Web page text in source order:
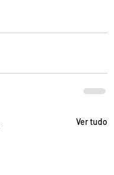
Ver tudo